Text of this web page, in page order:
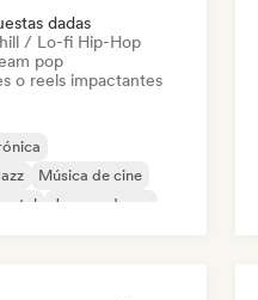
dadas
/ Lo-fi Hip-Hop
pop
o reels impactantes
Música de cine
Jazz moderno